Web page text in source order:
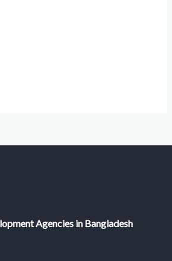
Agencies in Bangladesh